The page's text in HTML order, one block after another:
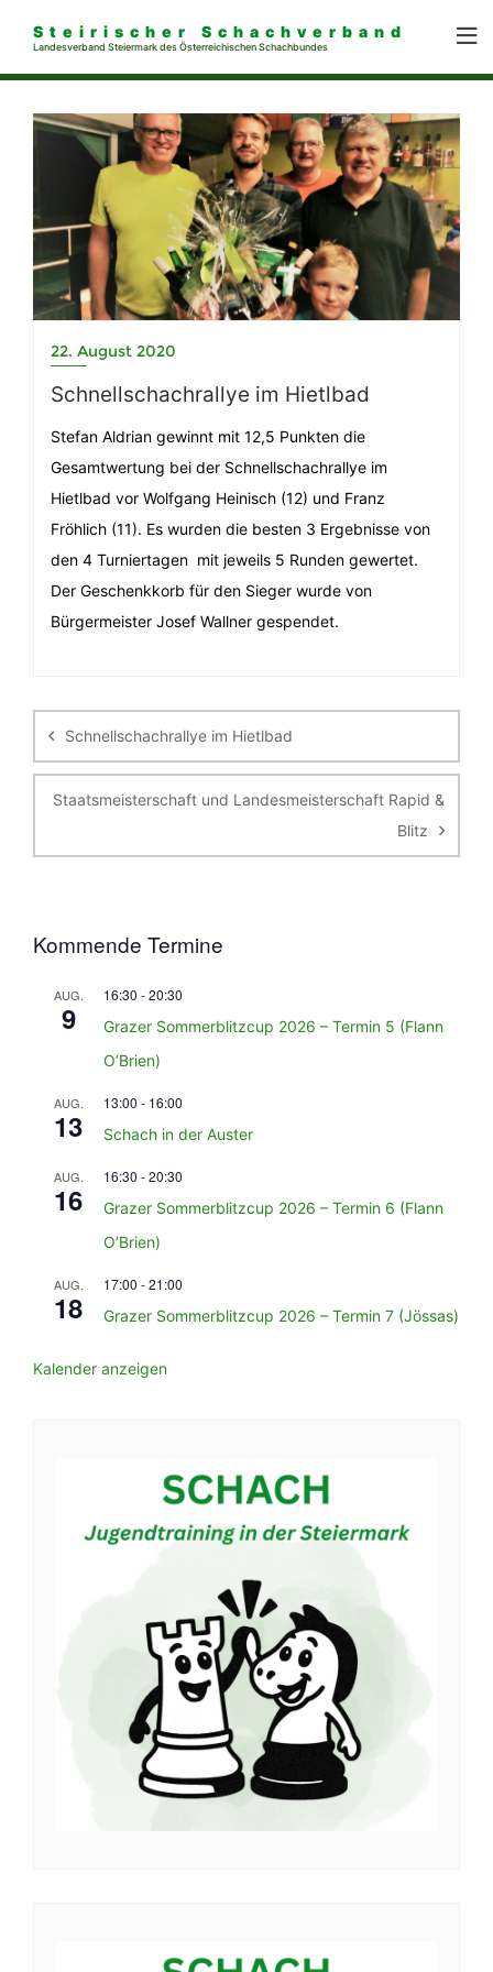
Steirischer Schachverband
Landesverband Steiermark des Österreichischen Schachbundes
22. August 2020
Schnellschachrallye im Hietlbad
Stefan Aldrian gewinnt mit 12,5 Punkten die
Gesamtwertung bei der Schnellschachrallye im
Hietlbad vor Wolfgang Heinisch (12) und Franz
Fröhlich (11). Es wurden die besten 3 Ergebnisse von
den 4 Turniertagen mit jeweils 5 Runden gewertet.
Der Geschenkkorb für den Sieger wurde von
Bürgermeister Josef Wallner gespendet.
Schnellschachrallye im Hietlbad
Staatsmeisterschaft und Landesmeisterschaft Rapid &
Blitz
Kommende Termine
AUG.
9
16:30 -20:30
Grazer Sommerblitzcup 2026 – Termin 5 (Flann
O’Brien)
AUG.
13
13:00 - 16:00
Schach in der Auster
AUG.
16
16:30 -20:30
Grazer Sommerblitzcup 2026 – Termin 6 (Flann
O’Brien)
AUG.
18
17:00 -21:00
Grazer Sommerblitzcup 2026 – Termin 7 (Jössas)
Kalender anzeigen